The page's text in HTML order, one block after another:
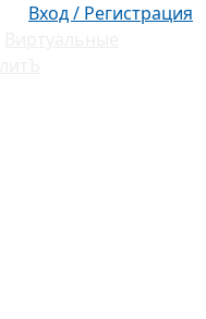
Вход / Регистрация